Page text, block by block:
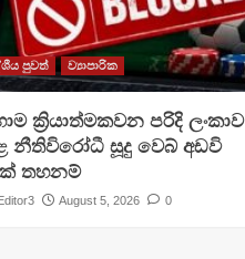
පුවත් ව්‍යාපාරික
ක්‍රියාත්මකවන පරිදි ලංකාව
නීතිවිරෝධී සූදු වෙබ් අඩවි
තහනම්
August 5, 2026 0